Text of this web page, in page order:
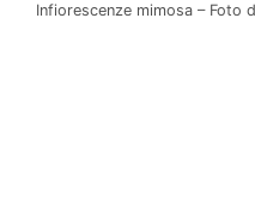
Infiorescenze mimosa – Foto